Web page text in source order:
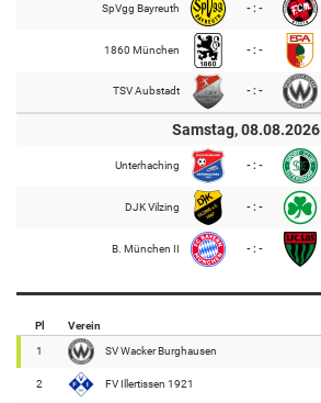
SpVgg Bayreuth - : -
1860 München - : -
TSV Aubstadt - : -
Samstag, 08.08.2026
Unterhaching - : -
DJK Vilzing - : -
B. München II - : -
Pl Verein
1 SV Wacker Burghausen
2 FV Illertissen 1921